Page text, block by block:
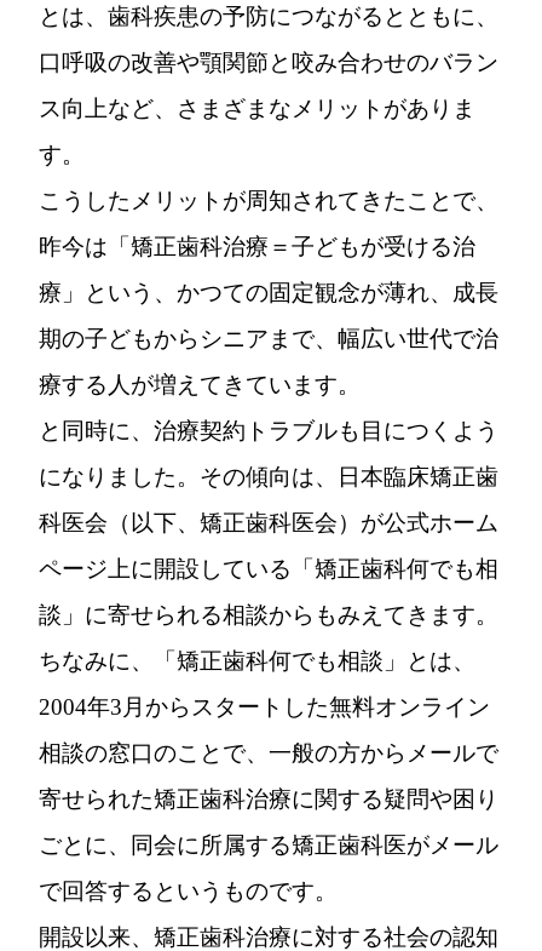
とは、歯科疾患の予防につながるとともに、
口呼吸の改善や顎関節と咬み合わせのバラン
ス向上など、さまざまなメリットがありま
す。
こうしたメリットが周知されてきたことで、
昨今は「矯正歯科治療＝子どもが受ける治
療」という、かつての固定観念が薄れ、成長
期の子どもからシニアまで、幅広い世代で治
療する人が増えてきています。
と同時に、治療契約トラブルも目につくよう
になりました。その傾向は、日本臨床矯正歯
科医会（以下、矯正歯科医会）が公式ホーム
ページ上に開設している「矯正歯科何でも相
談」に寄せられる相談からもみえてきます。
ちなみに、「矯正歯科何でも相談」とは、
2004年3月からスタートした無料オンライン
相談の窓口のことで、一般の方からメールで
寄せられた矯正歯科治療に関する疑問や困り
ごとに、同会に所属する矯正歯科医がメール
で回答するというものです。
開設以来、矯正歯科治療に対する社会の認知